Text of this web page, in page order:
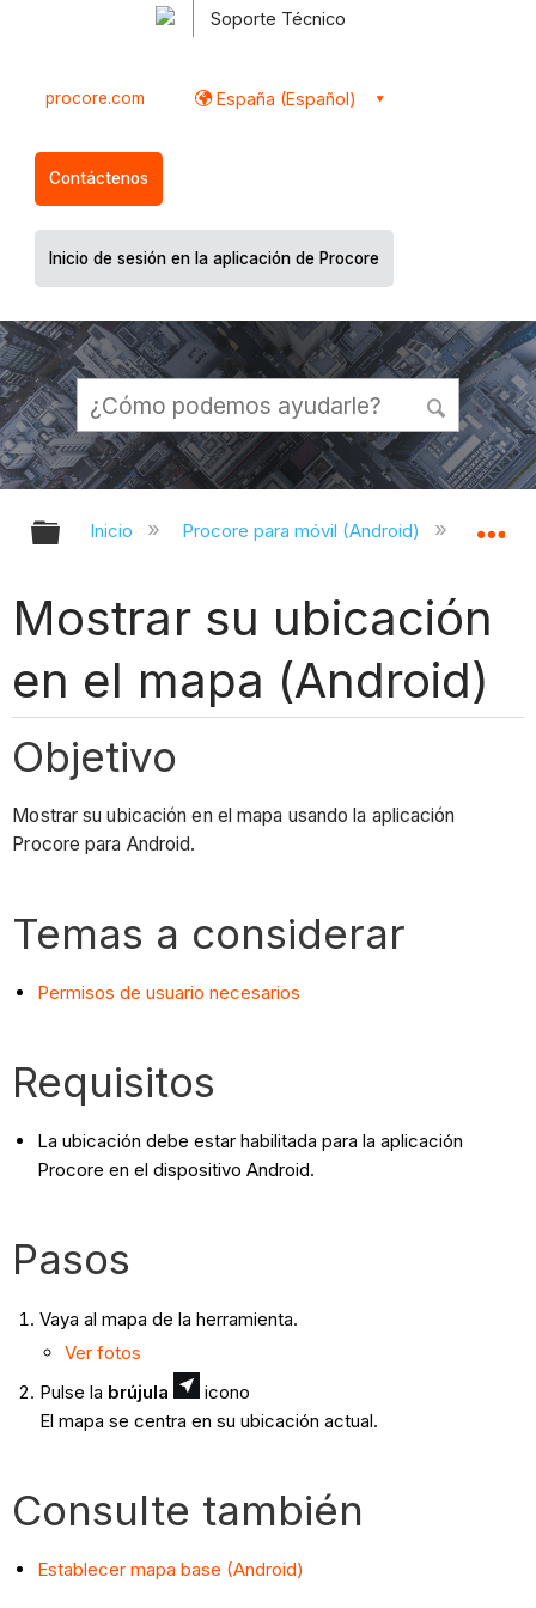
Soporte Técnico
procore.com España (Español)
Contáctenos
Inicio de sesión en la aplicación de Procore
Expandir/contraer jerarquía global
Inicio Procore para móvil (Android)
Mostrar su ubicación
en el mapa (Android)
Objetivo
Mostrar su ubicación en el mapa usando la aplicación
Procore para Android.
Temas a considerar
Permisos de usuario necesarios
Requisitos
La ubicación debe estar habilitada para la aplicación
Procore en el dispositivo Android.
Pasos
Vaya al mapa de la herramienta.
Ver fotos
Pulse la brújula
icono
El mapa se centra en su ubicación actual.
Consulte también
Establecer mapa base (Android)